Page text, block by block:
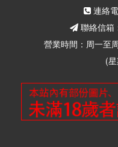
連絡
聯絡信箱
營業時間：周一至
(星期六、